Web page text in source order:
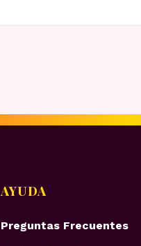
AYUDA
Preguntas Frecuentes